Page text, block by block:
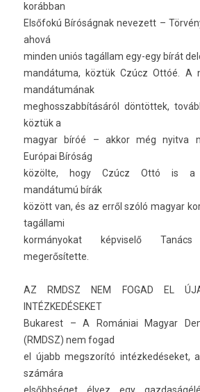
korábban
Elsőfokú Bíróságnak nevezett –
ahová
mind­en uniós tagállam egy-egy bírát
mandátuma, köztük Czúcz Ottóé. A
mandátumának
meg­hosszab­bításáról döntöttek,
köztük a
magyar bíróé – akkor még nyit­va
Európai Bíróság
közölte, hogy Czúcz Ottó is a
mandátumú bírák
között van, és az erről szóló magyar
tagállami
kor­mányokat kép­viselő
megerősítette.
AZ RMDSZ NEM FOGAD EL
INTÉZKEDÉSEKET
Bukarest – A Romániai Magyar
(RMDSZ) nem fogad
el újabb megszorító intézkedéseket,
számára